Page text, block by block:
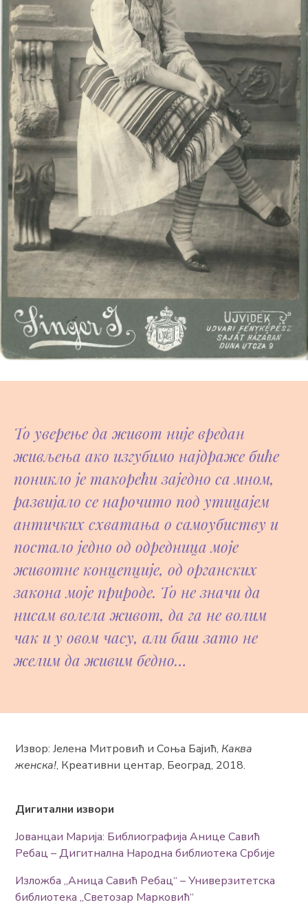
То уверење да живот није вредан
живљења ако изгубимо најдраже биће
поникло је такорећи заједно са мном,
развијало се нарочито под утицајем
античких схватања о самоубиству и
постало једно од одредница моје
животне концепције, од органских
закона моје природе. То не значи да
нисам волела живот, да га не волим
чак и у овом часу, али баш зато не
желим да живим бедно…
Извор: Јелена Митровић и Соња Бајић,Каква
женска!, Креативни центар, Београд, 2018.
Дигитални извори
Јованцаи Марија: Библиографија Анице Савић
Ребац – Дигитнална Народна библиотека Србије
Изложба „Аница Савић Ребац“ – Универзитетска
библиотека „Светозар Марковић“